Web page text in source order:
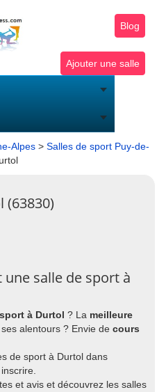
Blog
Ajouter une salle
Alpes > Salles de sport Puy-de-
(63830)
salle de sport à
à Durtol ? La meilleure
alentours ? Envie de cours
de sport à Durtol dans
et avis et découvrez les salles